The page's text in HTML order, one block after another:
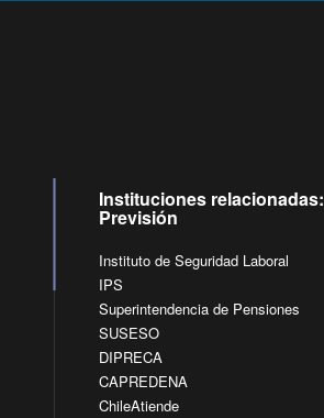
Instituciones relacionadas:
Previsión
Instituto de Seguridad Laboral
IPS
Superintendencia de Pensiones
SUSESO
DIPRECA
CAPREDENA
ChileAtiende